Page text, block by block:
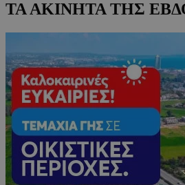
ΤΑ ΑΚΙΝΗΤΑ ΤΗΣ